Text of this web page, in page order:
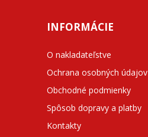
INFORMÁCIE
O nakladateľstve
Ochrana osobných údajov
Obchodné podmienky
Spôsob dopravy a platby
Kontakty